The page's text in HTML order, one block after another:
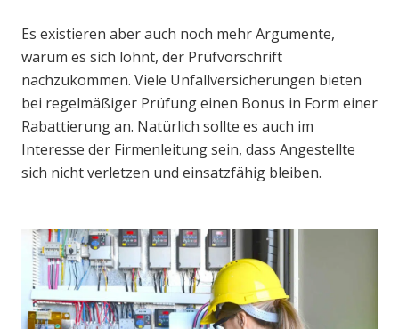
Es existieren aber auch noch mehr Argumente,
warum es sich lohnt, der Prüfvorschrift
nachzukommen. Viele Unfallversicherungen bieten
bei regelmäßiger Prüfung einen Bonus in Form einer
Rabattierung an. Natürlich sollte es auch im
Interesse der Firmenleitung sein, dass Angestellte
sich nicht verletzen und einsatzfähig bleiben.